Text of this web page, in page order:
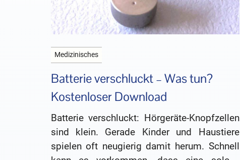
Medizinisches
Batterie verschluckt – Was tun?
Kostenloser Download
Batterie verschluckt: Hörgeräte-Knopfzellen
sind klein. Gerade Kinder und Haustiere
spielen oft neugierig damit herum. Schnell